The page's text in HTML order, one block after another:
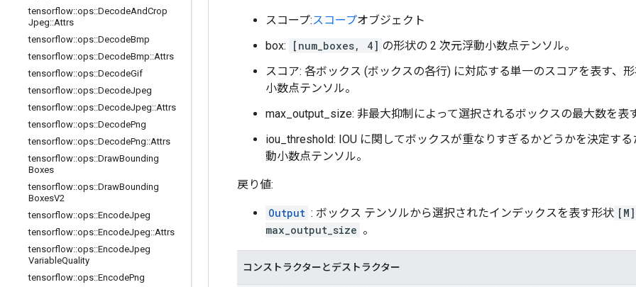
tensorflow::ops::DecodeAndCrop
Jpeg::Attrs
tensorflow::ops::DecodeBmp
tensorflow::ops::DecodeBmp::Attrs
tensorflow::ops::DecodeGif
tensorflow::ops::DecodeJpeg
tensorflow::ops::DecodeJpeg::Attrs
tensorflow::ops::DecodePng
tensorflow::ops::DecodePng::Attrs
tensorflow::ops::DrawBounding
Boxes
tensorflow::ops::DrawBounding
BoxesV2
tensorflow::ops::EncodeJpeg
tensorflow::ops::EncodeJpeg::Attrs
tensorflow::ops::EncodeJpeg
VariableQuality
tensorflow::ops::EncodePng
スコープ:スコープオブジェクト
box:
[num_boxes, 4] の形状の 2 次元浮動小数点テンソル。
スコア: 各ボックス (ボックスの各行) に対応する単一のスコアを表す、
小数点テンソル。
max_output_size: 非最大抑制によって選択されるボックスの最大数を表
iou_threshold: IOU に関してボックスが重なりすぎるかどうかを決定す
動小数点テンソル。
戻り値:
Output : ボックス テンソルから選択されたインデックスを表す形状 [M]
max_output_size 。
コンストラクターとデストラクター